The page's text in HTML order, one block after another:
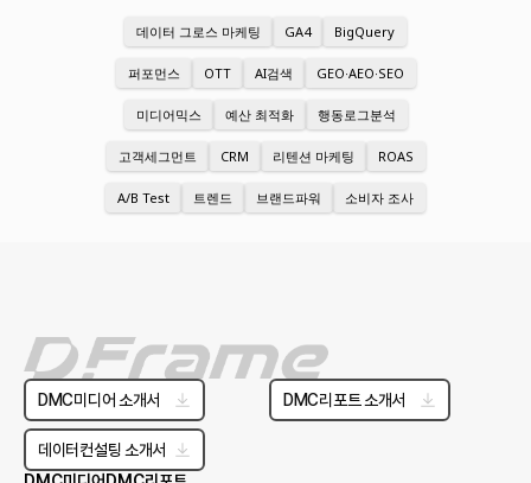
데이터 그로스 마케팅 GA4 BigQuery
OTT AI검색 GEO·AEO·SEO
퍼포먼스
행동로그분석
예산 최적화
미디어믹스
리텐션 마케팅
CRM
고객세그먼트 ROAS
브랜드파워 소비자 조사
트렌드
A/B Test
DMC미디어 소개서 DMC리포트 소개서
데이터컨설팅 소개서